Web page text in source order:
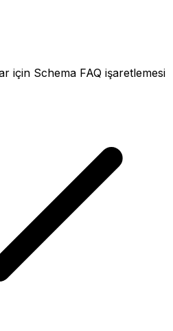
için Schema FAQ işaretlemesi